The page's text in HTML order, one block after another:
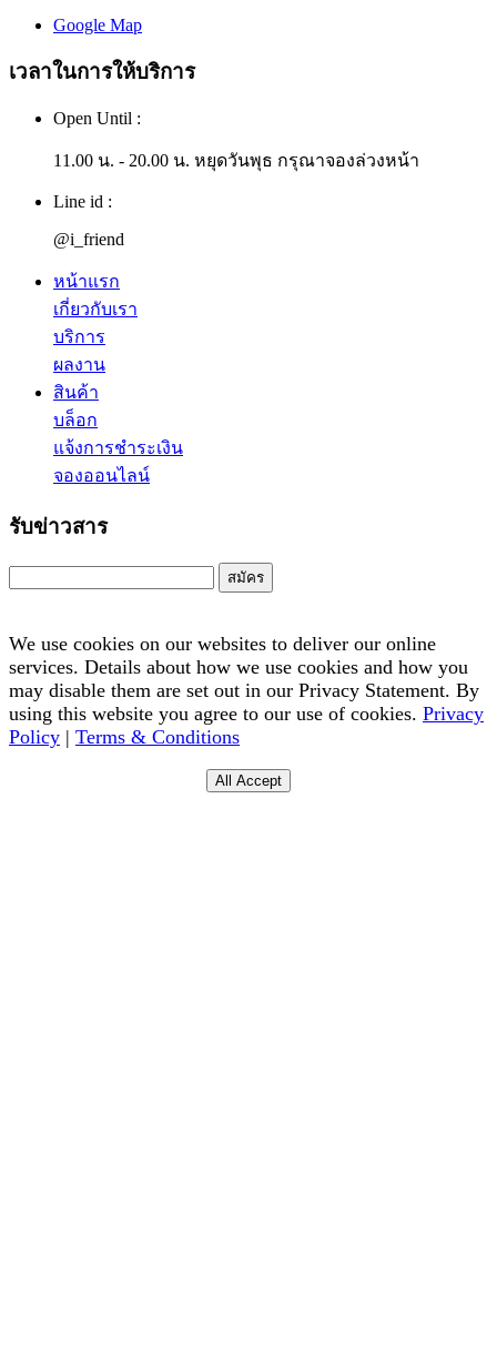
Google Map
เวลาในการให้บริการ
Open Until :
11.00 น. - 20.00 น. หยุดวันพุธ กรุณาจองล่วงหน้า
Line id :
@i_friend
หน้าแรก
เกี่ยวกับเรา
บริการ
ผลงาน
สินค้า
บล็อก
แจ้งการชำระเงิน
จองออนไลน์
รับข่าวสาร
สมัคร
We use cookies on our websites to deliver our online
services. Details about how we use cookies and how you
may disable them are set out in our Privacy Statement. By
using this website you agree to our use of cookies. Privacy
Policy | Terms & Conditions
All Accept